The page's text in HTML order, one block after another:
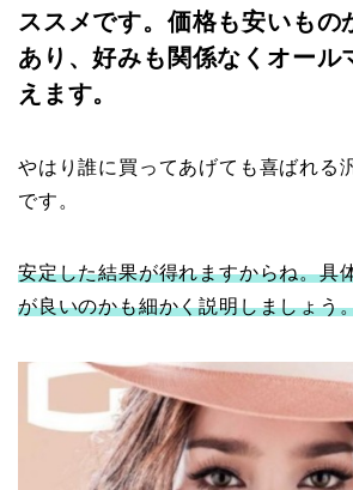
ススメです。価格も安いもの
あり、好みも関係なくオール
えます。
やはり誰に買ってあげても喜ばれる
です。
安定した結果が得れますからね。具
が良いのかも細かく説明しましょう